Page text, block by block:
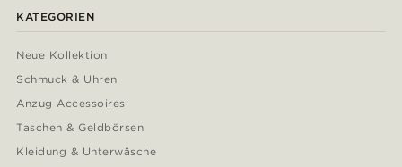
KATEGORIEN
Neue Kollektion
Schmuck & Uhren
Anzug Accessoires
Taschen & Geldbörsen
Kleidung & Unterwäsche